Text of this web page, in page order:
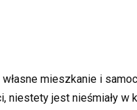
mieszkanie i
niestety jest nieśmiały w